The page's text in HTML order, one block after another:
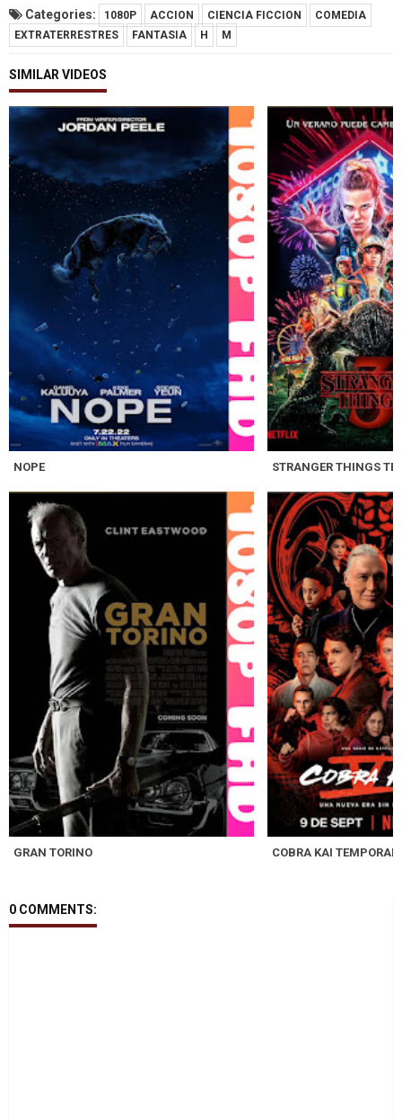
Categories: 1080P ACCION CIENCIA FICCION
COMEDIA
EXTRATERRESTRES
FANTASIA H M
SIMILAR VIDEOS
NOPE STRANGER THINGS
GRAN TORINO COBRA KAI
0 COMMENTS: